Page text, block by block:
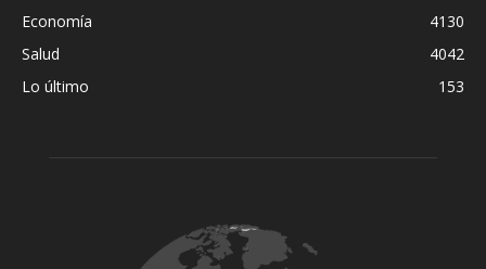
Economía
4130
Salud
4042
Lo último
153